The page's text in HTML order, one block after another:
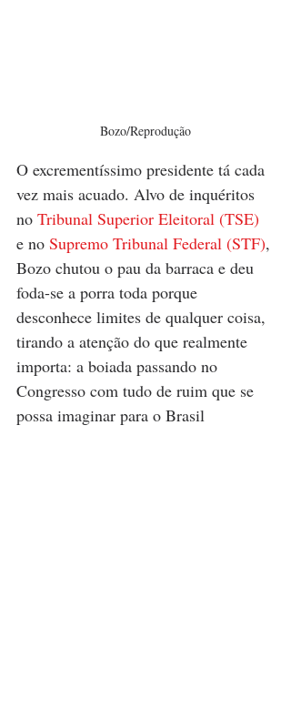
Bozo/Reprodução
O excrementíssimo presidente tá cada
vez mais acuado. Alvo de inquéritos
no Tribunal Superior Eleitoral (TSE)
e no Supremo Tribunal Federal (STF),
Bozo chutou o pau da barraca e deu
foda-se a porra toda porque
desconhece limites de qualquer coisa,
tirando a atenção do que realmente
importa: a boiada passando no
Congresso com tudo de ruim que se
possa imaginar para o Brasil